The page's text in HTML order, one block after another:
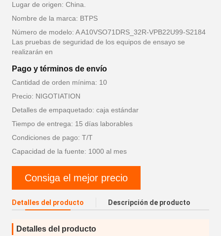
Lugar de origen: China.
Nombre de la marca: BTPS
Número de modelo: A A10VSO71DRS_32R-VPB22U99-S2184
Las pruebas de seguridad de los equipos de ensayo se
realizarán en
Pago y términos de envío
Cantidad de orden mínima: 10
Precio: NIGOTIATION
Detalles de empaquetado: caja estándar
Tiempo de entrega: 15 días laborables
Condiciones de pago: T/T
Capacidad de la fuente: 1000 al mes
Consiga el mejor precio
Detalles del producto Descripción de producto
Detalles del producto